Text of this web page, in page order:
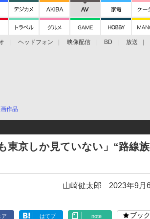
ヘッドフォン 映像配信 BD 放送
作品
東京しか見ていない」“路線
山崎健太郎 2023年9月
ア はてブ note ブッ